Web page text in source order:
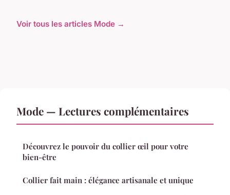
Voir tous les articles Mode →
Mode — Lectures complémentaires
Découvrez le pouvoir du collier œil pour votre
bien-être
Collier fait main : élégance artisanale et unique